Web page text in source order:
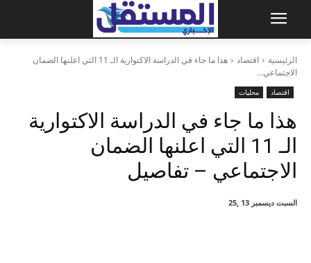
الرئيسية اقتصاد
هذا ما جاء في الدراسة الاكتوارية الـ 11 التي اعلنها الضمان
الاجتماعي...
اقتصاد محليات
هذا ما جاء في الدراسة الاكتوارية
الـ 11 التي اعلنها الضمان
الاجتماعي – تفاصيل
السبت ديسمبر 13 ,25